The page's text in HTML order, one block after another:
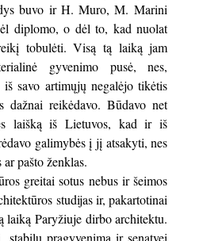
buvo ir H. Muro, M. Marini
diplomo, o dėl to, kad nuolat
tobulėti. Visą tą laiką jam
gyvenimo pusė, nes,
iš savo artimųjų negalėjo tikėtis
dažnai reikėdavo. Būdavo net
laišką iš Lietuvos, kad ir iš
galimybės į jį atsakyti, nes
pašto ženklas.
greitai sotus nebus ir šeimos
studijas ir, pakartotinai
laiką Paryžiuje dirbo architektu.
pragyvenimą ir senatvei